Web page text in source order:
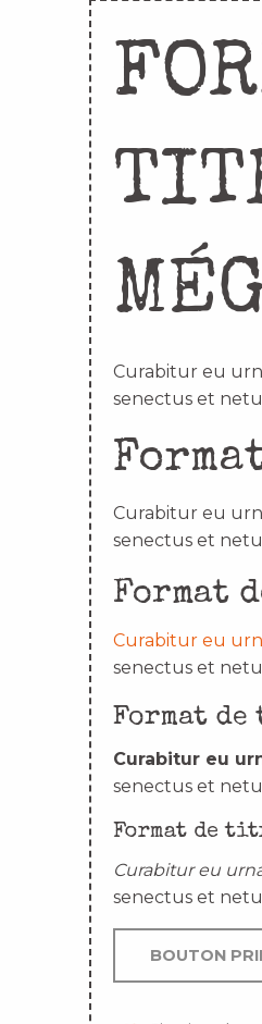
Curabitur eu
senectus et
Curabitur eu
senectus et
Format
Curabitur eu
senectus et
Format
Curabitur eu
senectus et
Format de
Curabitur eu
senectus et
BOUTON